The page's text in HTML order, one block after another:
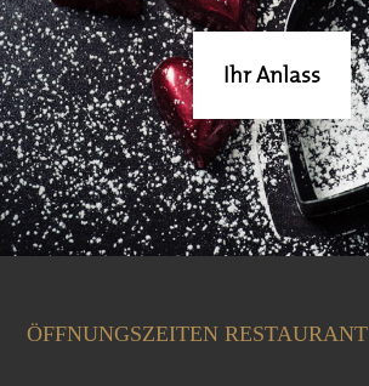
Ihr Anlass
ÖFFNUNGSZEITEN RESTAURANT